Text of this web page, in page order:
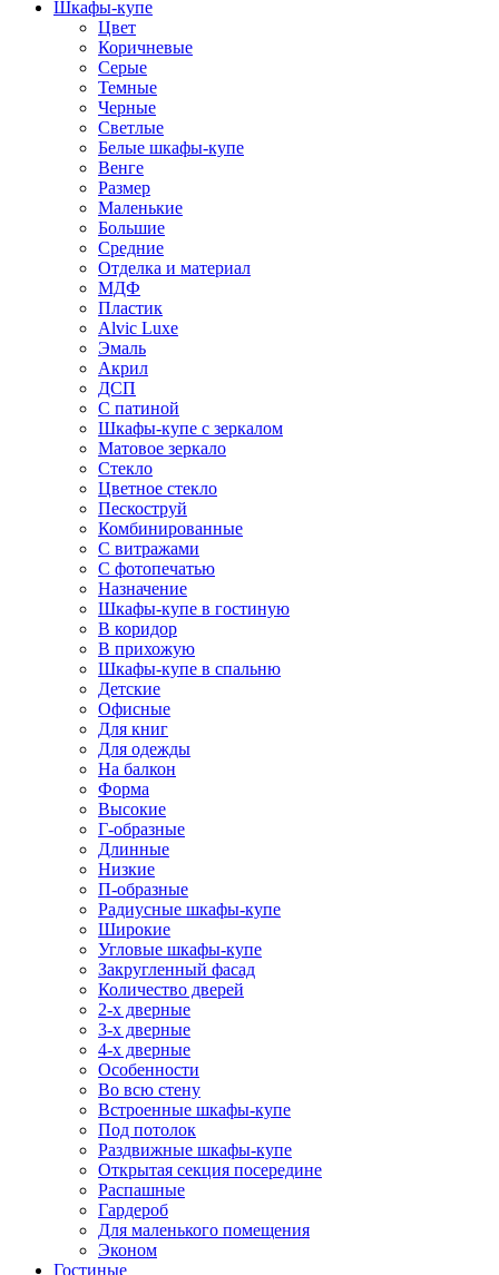
Шкафы-купе
Цвет
Коричневые
Серые
Темные
Черные
Светлые
Белые шкафы-купе
Венге
Размер
Маленькие
Большие
Средние
Отделка и материал
МДФ
Пластик
Alvic Luxe
Эмаль
Акрил
ДСП
С патиной
Шкафы-купе с зеркалом
Матовое зеркало
Стекло
Цветное стекло
Пескоструй
Комбинированные
С витражами
С фотопечатью
Назначение
Шкафы-купе в гостиную
В коридор
В прихожую
Шкафы-купе в спальню
Детские
Офисные
Для книг
Для одежды
На балкон
Форма
Высокие
Г-образные
Длинные
Низкие
П-образные
Радиусные шкафы-купе
Широкие
Угловые шкафы-купе
Закругленный фасад
Количество дверей
2-х дверные
3-х дверные
4-х дверные
Особенности
Во всю стену
Встроенные шкафы-купе
Под потолок
Раздвижные шкафы-купе
Открытая секция посередине
Распашные
Гардероб
Для маленького помещения
Эконом
Гостиные